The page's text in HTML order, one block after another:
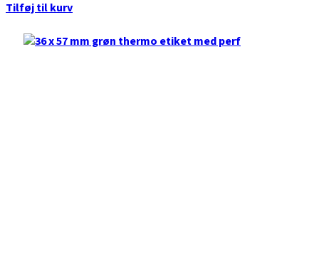
Tilføj til kurv